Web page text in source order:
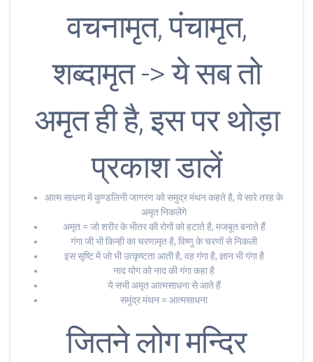
वचनामृत, पंचामृत,
शब्दामृत -> ये सब तो
अमृत ही है, इस पर थोड़ा
प्रकाश डालें
आत्म साधना में कुण्डलिनी जागरण को समुद्र मंथन कहते है, ये सारे तरह के
अमृत निकलेंगे
अमृत = जो शरीर के भीतर की रोगों को हटाते है, मजबूत बनाते हैं
गंगा जी भी किन्ही का चरणामृत है, विष्णु के चरणों से निकली
इस सृष्टि में जो भी उत्कृष्टता आती है, वह गंगा है, ज्ञान भी गंगा है
नाद योग को नाद की गंगा कहा है
ये सभी अमृत आत्मसाधना से आते हैं
समुंद्र मंथन = आत्मसाधना
जितने लोग मन्दिर